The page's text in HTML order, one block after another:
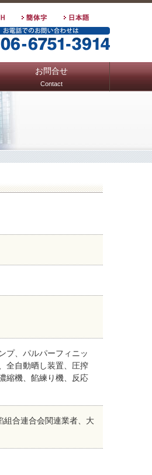
お問合せ
Contact
プ、パルパーフィニッ
全自動晒し装置、圧搾
縮機、餡練り機、反応
組合連合会関連業者、大